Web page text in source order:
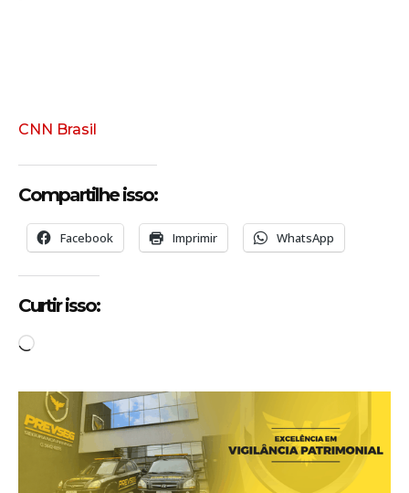
CNN Brasil
Compartilhe isso:
Facebook Imprimir WhatsApp
Curtir isso:
C
r
r
e